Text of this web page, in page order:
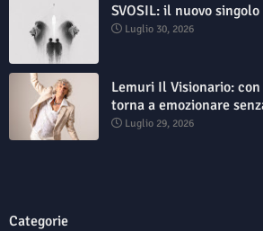
SVOSIL: il nuovo singolo
Luglio 30, 2026
Lemuri Il Visionario:
torna a emozionare
Luglio 29, 2026
Categorie